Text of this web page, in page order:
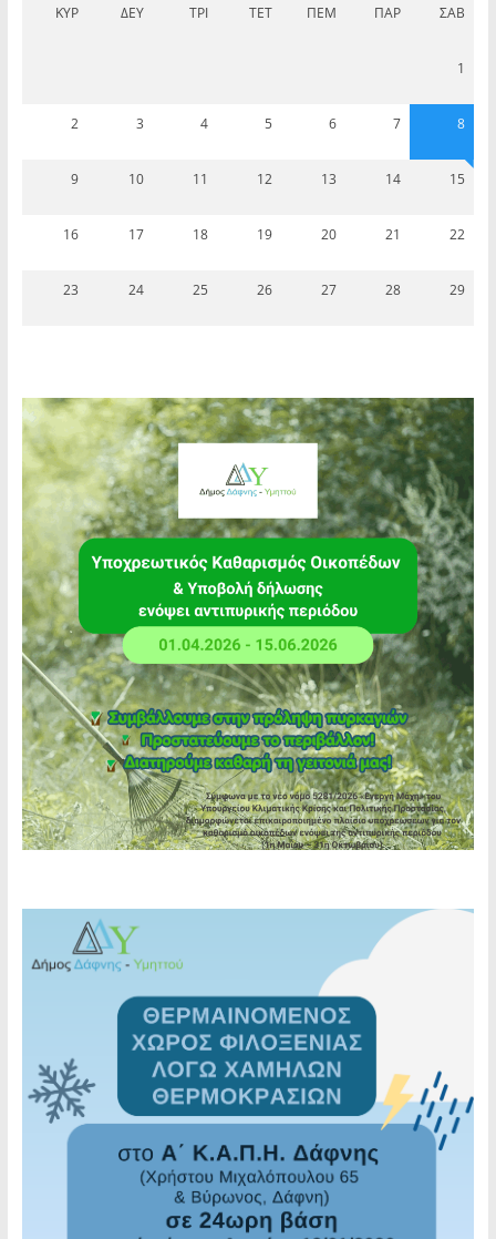
ΚΥΡ ΔΕΥ ΤΡΊ ΤΕΤ ΠΈΜ ΠΑΡ ΣΆΒ
1
2 3 4 5 6 7 8
9 10 11 12 13 14 15
16 17 18 19 20 21 22
23 24 25 26 27 28 29